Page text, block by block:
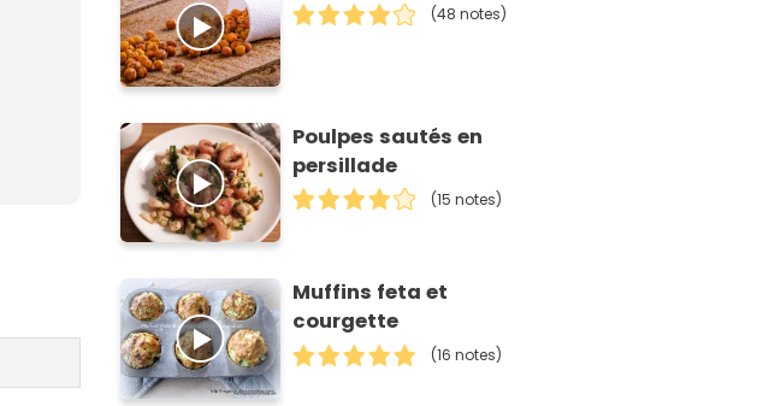
(48 notes)
Poulpes sautés en
persillade
(15 notes)
Muffins feta et
courgette
(16 notes)